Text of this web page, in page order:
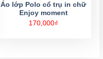
Áo lớp Polo cổ trụ in chữ
Enjoy moment
170,000₫